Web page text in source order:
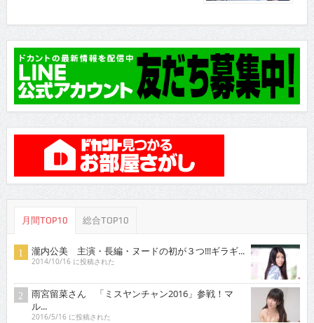
月間TOP10 総合TOP10
瀧内公美 主演・長編・ヌードの初が３つ!!!ギラギ...
2014/10/16 に投稿された
雨宮留菜さん 「ミスヤンチャン2016」参戦！マ
ル...
2016/5/16 に投稿された